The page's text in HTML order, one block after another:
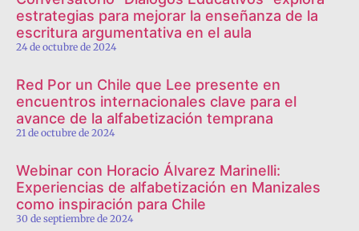
estrategias para mejorar la enseñanza de la
escritura argumentativa en el aula
24 de octubre de 2024
Red Por un Chile que Lee presente en
encuentros internacionales clave para el
avance de la alfabetización temprana
21 de octubre de 2024
Webinar con Horacio Álvarez Marinelli:
Experiencias de alfabetización en Manizales
como inspiración para Chile
30 de septiembre de 2024